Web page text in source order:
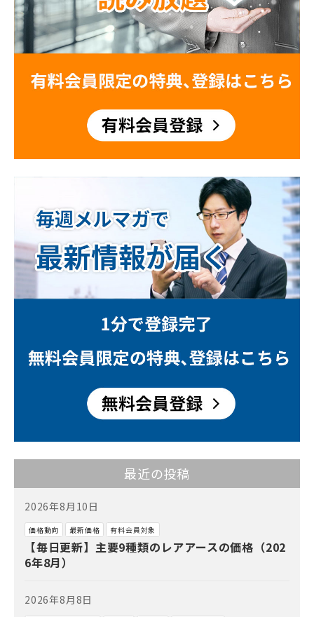
最近の投稿
2026年8月10日
価格動向 最新価格 有料会員対象
【毎日更新】主要9種類のレアアースの価格（202
6年8月）
2026年8月8日